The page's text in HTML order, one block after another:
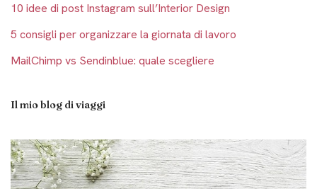
10 idee di post Instagram sull’Interior Design
5 consigli per organizzare la giornata di lavoro
MailChimp vs Sendinblue: quale scegliere
Il mio blog di viaggi